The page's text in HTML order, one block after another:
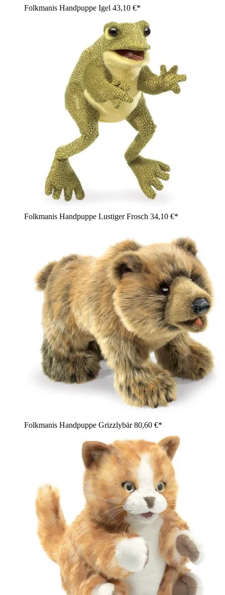
Folkmanis Handpuppe Igel 43,10 €*
Folkmanis Handpuppe Lustiger Frosch 34,10 €*
Folkmanis Handpuppe Grizzlybär80,60 €*